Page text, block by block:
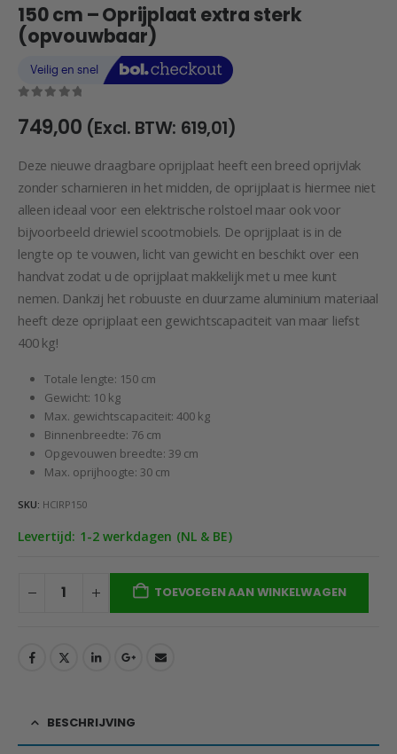
150 cm – Oprijplaat extra sterk
(opvouwbaar)
749,00 (Excl. BTW: 619,01)
Deze nieuwe draagbare oprijplaat heeft een breed oprijvlak
zonder scharnieren in het midden, de oprijplaat is hiermee niet
alleen ideaal voor een elektrische rolstoel maar ook voor
bijvoorbeeld driewiel scootmobiels. De oprijplaat is in de
lengte op te vouwen, licht van gewicht en beschikt over een
handvat zodat u de oprijplaat makkelijk met u mee kunt
nemen. Dankzij het robuuste en duurzame aluminium materiaal
heeft deze oprijplaat een gewichtscapaciteit van maar liefst
400 kg!
Totale lengte: 150 cm
Gewicht: 10 kg
Max. gewichtscapaciteit: 400 kg
Binnenbreedte: 76 cm
Opgevouwen breedte: 39 cm
Max. oprijhoogte: 30 cm
SKU: HCIRP150
Levertijd: 1-2 werkdagen (NL & BE)
TOEVOEGEN AAN WINKELWAGEN
BESCHRIJVING